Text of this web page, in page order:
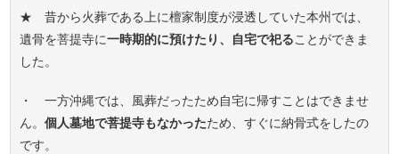
★ 昔から火葬である上に檀家制度が浸透していた本州では、
遺骨を菩提寺に一時期的に預けたり、自宅で祀ることができま
した。
・ 一方沖縄では、風葬だったため自宅に帰すことはできませ
ん。個人墓地で菩提寺もなかったため、すぐに納骨式をしたの
です。